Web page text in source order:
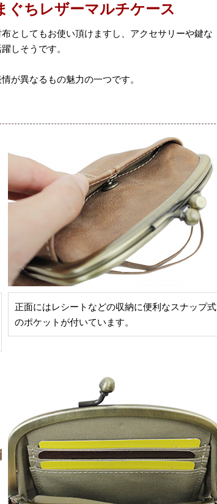
ぐちレザーマルチケース
としてもお使い頂けますし、アクセサリーや鍵な
しそうです。
が異なるもの魅力の一つです。
正面にはレシートなどの収納に便利なスナップ式
のポケットが付いています。